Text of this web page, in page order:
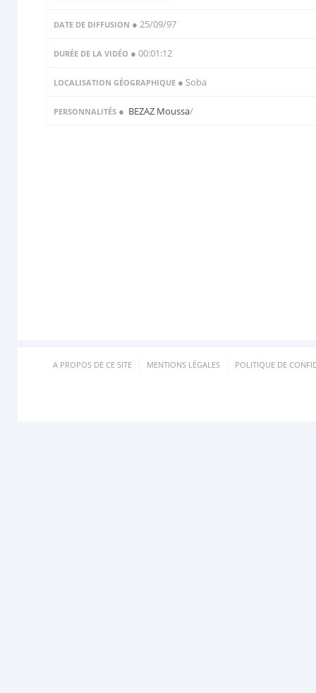
DATE DE DIFFUSION ● 25/09/97
DURÉE DE LA VIDÉO ● 00:01:12
LOCALISATION GÉOGRAPHIQUE ● Soba
PERSONNALITÉS ● BEZAZ Moussa/
A PROPOS DE CE SITE MENTIONS LÉGALES POLITIQUE DE